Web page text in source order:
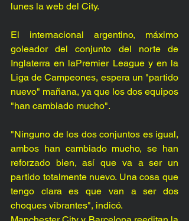
lunes la web del City.
El internacional argentino, máximo
goleador del conjunto del norte de
Inglaterra en laPremier League y en la
Liga de Campeones, espera un "partido
nuevo" mañana, ya que los dos equipos
"han cambiado mucho".
"Ninguno de los dos conjuntos es igual,
ambos han cambiado mucho, se han
reforzado bien, así que va a ser un
partido totalmente nuevo. Una cosa que
tengo clara es que van a ser dos
choques vibrantes", indicó.